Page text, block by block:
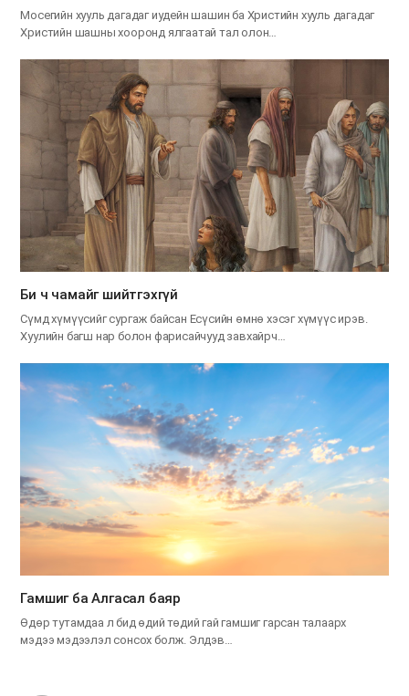
Мосегийн хууль дагадаг иудейн шашин ба Христийн хууль дагадаг
Христийн шашны хооронд ялгаатай тал олон…
Би ч чамайг шийтгэхгүй
Сүмд хүмүүсийг сургаж байсан Есүсийн өмнө хэсэг хүмүүс ирэв.
Хуулийн багш нар болон фарисайчууд завхайрч…
Гамшиг ба Алгасал баяр
Өдөр тутамдаа л бид өдий төдий гай гамшиг гарсан талаарх
мэдээ мэдээлэл сонсох болж. Элдэв…